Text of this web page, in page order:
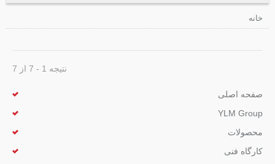
خانه
نتیجه 1 - 7 از 7
صفحه اصلی
YLM Group
محصولات
کارگاه فنی